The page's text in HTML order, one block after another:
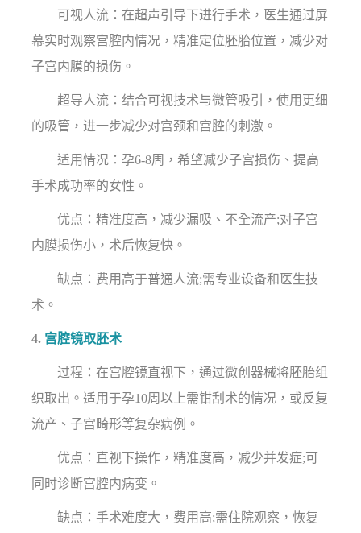
可视人流：在超声引导下进行手术，医生通过屏
幕实时观察宫腔内情况，精准定位胚胎位置，减少对
子宫内膜的损伤。
超导人流：结合可视技术与微管吸引，使用更细
的吸管，进一步减少对宫颈和宫腔的刺激。
适用情况：孕6-8周，希望减少子宫损伤、提高
手术成功率的女性。
优点：精准度高，减少漏吸、不全流产;对子宫
内膜损伤小，术后恢复快。
缺点：费用高于普通人流;需专业设备和医生技
术。
4. 宫腔镜取胚术
过程：在宫腔镜直视下，通过微创器械将胚胎组
织取出。适用于孕10周以上需钳刮术的情况，或反复
流产、子宫畸形等复杂病例。
优点：直视下操作，精准度高，减少并发症;可
同时诊断宫腔内病变。
缺点：手术难度大，费用高;需住院观察，恢复